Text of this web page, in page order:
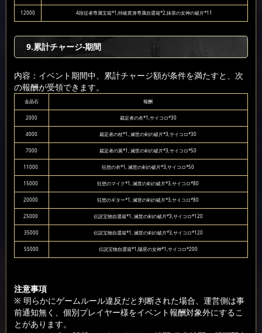
12000 4段従者専属宝箱*1,特級変身専属自選箱*2,抹茶の女神の破片*11
9.累計チャージ-期間
内容：イベント期間中、累計チャージ額が条件を満たすと、次
の報酬が受領できます。
金晶石 報酬
2000 裁定者の衣*1,サイコロ*30
4000 裁定者の杖*1, 滅世の剣の破片*3,サイコロ*30
7000 裁定者の翼*1, 滅世の剣の破片*3,サイコロ*50
11000 狂想の衣*1, 滅世の剣の破片*3,サイコロ*50
15000 狂想のマイク*1, 滅世の剣の破片*3,サイコロ*80
20000 狂想のギター*1, 滅世の剣の破片*3,サイコロ*80
25000 伝説宝物自選箱*1, 滅世の剣の破片*3,サイコロ*120
35000 伝説宝物自選箱*1, 滅世の剣の破片*3,サイコロ*120
55000 伝説宝物自選箱*1,陽星の女神*1,サイコロ*200
注意事項
※ 明らかにゲームルール違反だと判断された場合、運営側は事
前通知無く、個別プレイヤー様をイベント報酬対象外にするこ
とがあります。